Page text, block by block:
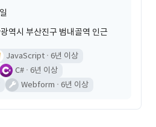
역시 부산진구 범내골역 인근
JavaScript 6년 이상
C# 6년 이상
Webform 6년 이상